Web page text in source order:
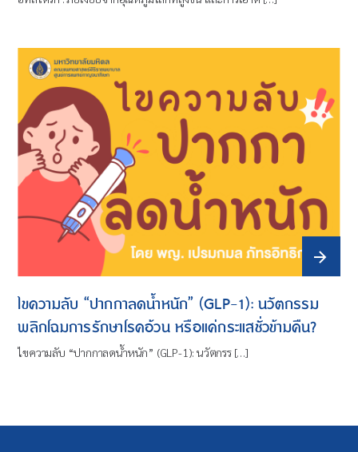
ไขความลับ “ปากกาลดน้ำหนัก” (GLP-1): นวัตกรรม
พลิกโฉมการรักษาโรคอ้วน หรือแค่กระแสชั่วข้ามคืน?
ไขความลับ “ปากกาลดน้ำหนัก” (GLP-1): นวัตกรร […]